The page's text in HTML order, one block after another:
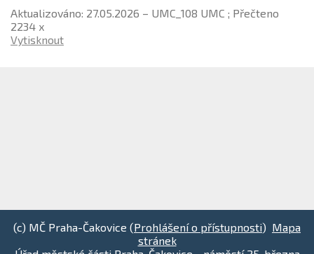
Aktualizováno: 27.05.2026 – UMC_108 UMC ; Přečteno
2234 x
Vytisknout
(c) MČ Praha-Čakovice (Prohlášení o přístupnosti) Mapa
stránek